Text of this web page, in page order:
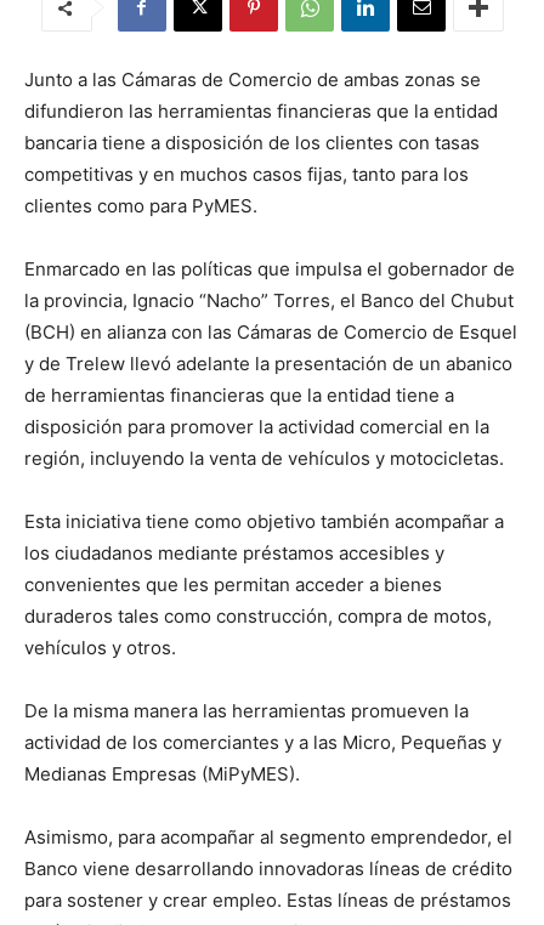
Junto a las Cámaras de Comercio de ambas zonas se
difundieron las herramientas financieras que la entidad
bancaria tiene a disposición de los clientes con tasas
competitivas y en muchos casos fijas, tanto para los
clientes como para PyMES.
Enmarcado en las políticas que impulsa el gobernador de
la provincia, Ignacio “Nacho” Torres, el Banco del Chubut
(BCH) en alianza con las Cámaras de Comercio de Esquel
y de Trelew llevó adelante la presentación de un abanico
de herramientas financieras que la entidad tiene a
disposición para promover la actividad comercial en la
región, incluyendo la venta de vehículos y motocicletas.
Esta iniciativa tiene como objetivo también acompañar a
los ciudadanos mediante préstamos accesibles y
convenientes que les permitan acceder a bienes
duraderos tales como construcción, compra de motos,
vehículos y otros.
De la misma manera las herramientas promueven la
actividad de los comerciantes y a las Micro, Pequeñas y
Medianas Empresas (MiPyMES).
Asimismo, para acompañar al segmento emprendedor, el
Banco viene desarrollando innovadoras líneas de crédito
para sostener y crear empleo. Estas líneas de préstamos